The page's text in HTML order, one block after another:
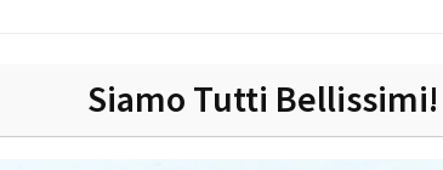
Siamo Tutti Bellissimi!